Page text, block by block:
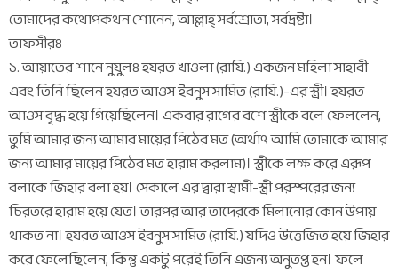
তোমাদের কথোপকথন শোনেন, আল্লাহ্ সর্বশ্রোতা, সর্বদ্রষ্টা।
তাফসীরঃ
১. আয়াতের শানে নুযুলঃ হযরত খাওলা (রাযি.) একজন মহিলা সাহাবী
এবং তিনি ছিলেন হযরত আওস ইবনুস সামিত (রাযি.)-এর স্ত্রী। হযরত
আওস বৃদ্ধ হয়ে গিয়েছিলেন। একবার রাগের বশে স্ত্রীকে বলে ফেললেন,
তুমি আমার জন্য আমার মায়ের পিঠের মত (অর্থাৎ আমি তোমাকে আমার
জন্য আমার মায়ের পিঠের মত হারাম করলাম)। স্ত্রীকে লক্ষ করে এরূপ
বলাকে জিহার বলা হয়। সেকালে এর দ্বারা স্বামী-স্ত্রী পরস্পরের জন্য
চিরতরে হারাম হয়ে যেত। তারপর আর তাদেরকে মিলানোর কোন উপায়
থাকত না। হযরত আওস ইবনুস সামিত (রাযি.) যদিও উত্তেজিত হয়ে জিহার
করে ফেলেছিলেন, কিন্তু একটু পরেই তিনি এজন্য অনুতপ্ত হন। ফলে